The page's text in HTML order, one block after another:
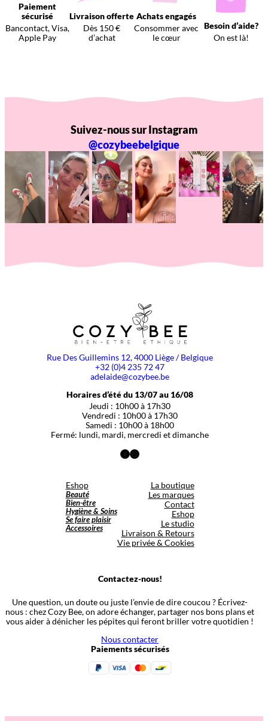
Paiement
sécurisé
Bancontact, Visa,
Apple Pay
Livraison offerte
Dès 150 €
d’achat
Achats engagés
Consommer avec
le cœur
Besoin d’aide?
On est là!
Suivez-nous sur Instagram
@cozybeebelgique
Rue Des Guillemins 12, 4000 Liège / Belgique
+32 (0)4 235 72 47
adelaide@cozybee.be
Horaires d’été du 13/07 au 16/08
Jeudi : 10h00 à 17h30
Vendredi : 10h00 à 17h30
Samedi : 10h00 à 18h00
Fermé: lundi, mardi, mercredi et dimanche
Facebook
Instagram
Eshop
Beauté
Bien-être
Hygiène & Soins
Se faire plaisir
Accessoires
La boutique
Les marques
Contact
Eshop
Le studio
Livraison & Retours
Vie privée & Cookies
Contactez-nous!
Une question, un doute ou juste l’envie de dire coucou ? Écrivez-
nous : chez Cozy Bee, on adore échanger, partager nos bons plans et
vous aider à dénicher les pépites qui feront briller votre quotidien !
Nous contacter
Paiements sécurisés